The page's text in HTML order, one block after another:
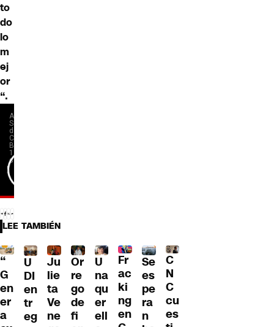
to
do
lo
m
ej
or
“.
LEE TAMBIÉN
“
G
en
er
a
U
DI
en
tr
eg
Ju
lie
ta
Ve
ne
Or
re
go
de
fi
U
na
qu
er
ell
Fr
ac
ki
ng
en
Se
es
pe
ra
n
C
N
C
cu
es